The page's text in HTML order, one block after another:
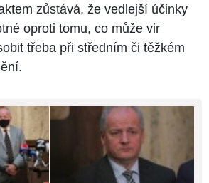
zůstává, že vedlejší účinky
oproti tomu, co může vir
třeba při středním či těžkém